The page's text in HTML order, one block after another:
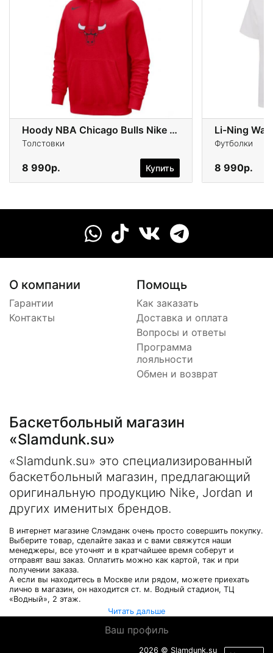
Hoody NBA Chicago Bulls Nike Team Logo
Толстовки
8 990р. Купить
Li-Ning
Футболки
8 990р.
О компании
Гарантии
Контакты
Помощь
Как заказать
Доставка и оплата
Вопросы и ответы
Программа
лояльности
Обмен и возврат
Баскетбольный магазин
«Slamdunk.su»
«Slamdunk.su» это специализированный
баскетбольный магазин, предлагающий
оригинальную продукцию Nike, Jordan и
других именитых брендов.
В интернет магазине Слэмданк очень просто совершить покупку.
Выберите товар, сделайте заказ и с вами свяжутся наши
менеджеры, все уточнят и в кратчайшее время соберут и
отправят ваш заказ. Оплатить можно как картой, так и при
получении заказа.
А если вы находитесь в Москве или рядом, можете приехать
лично в магазин, он находится ст. м. Водный стадион, ТЦ
«Водный», 2 этаж.
Читать дальше
Ваш профиль
2026 © Slamdunk.su